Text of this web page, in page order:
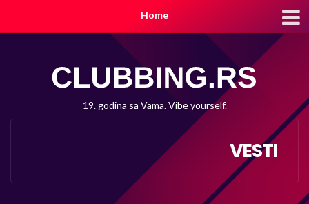
Home
19. godina sa Vama. Vibe yourself.
VESTI